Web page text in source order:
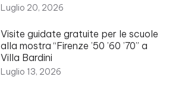
Luglio 20, 2026
Visite guidate gratuite per le scuole
alla mostra “Firenze ’50 ’60 ’70” a
Villa Bardini
Luglio 13, 2026